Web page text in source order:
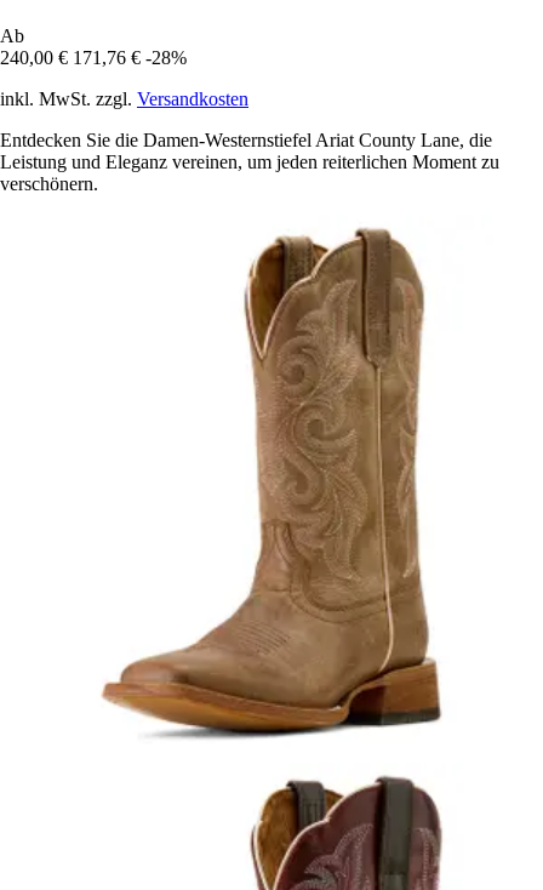
Ab
240,00 € 171,76 € -28%
inkl. MwSt. zzgl. Versandkosten
Entdecken Sie die Damen-Westernstiefel Ariat County Lane, die
Leistung und Eleganz vereinen, um jeden reiterlichen Moment zu
verschönern.